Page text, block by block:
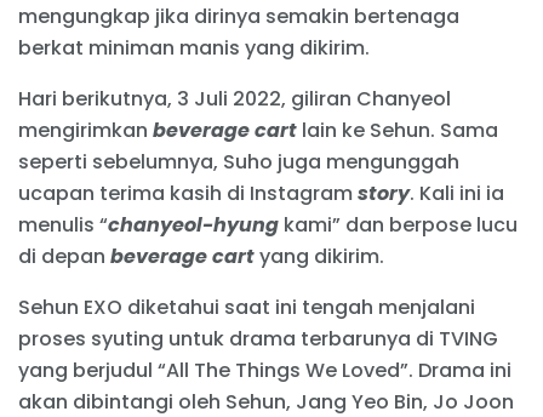
mengungkap jika dirinya semakin bertenaga
berkat miniman manis yang dikirim.
Hari berikutnya, 3 Juli 2022, giliran Chanyeol
mengirimkan beverage cart lain ke Sehun. Sama
seperti sebelumnya, Suho juga mengunggah
ucapan terima kasih di Instagramstory. Kali ini ia
menulis “chanyeol-hyung kami” dan berpose lucu
di depan beverage cartyang dikirim.
Sehun EXO diketahui saat ini tengah menjalani
proses syuting untuk drama terbarunya di TVING
yang berjudul “All The Things We Loved”. Drama ini
akan dibintangi oleh Sehun, Jang Yeo Bin, Jo Joon